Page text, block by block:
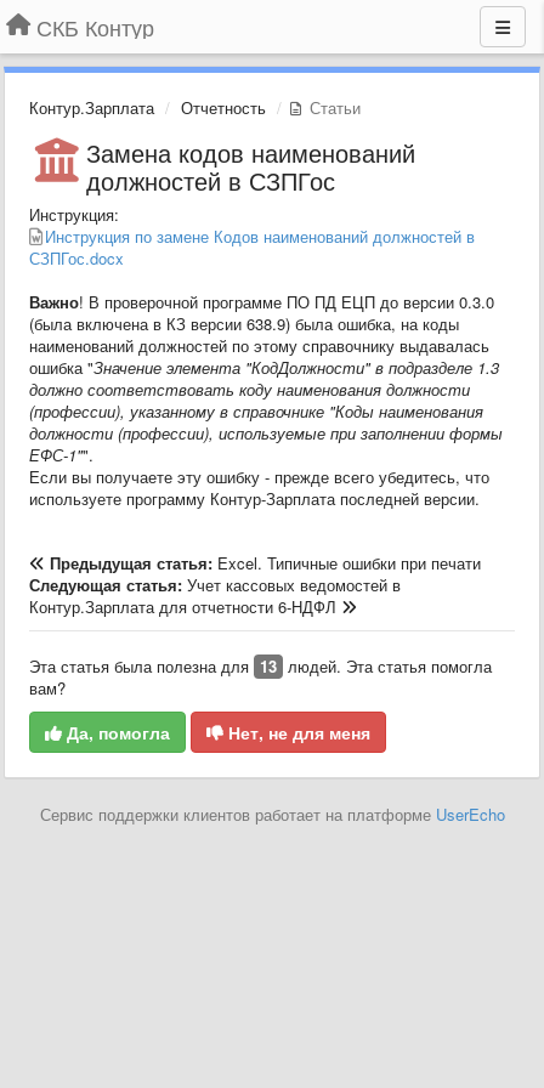
СКБ Контур
Контур.Зарплата Отчетность Статьи
Замена кодов наименований
должностей в СЗПГос
Инструкция:
Инструкция по замене Кодов наименований должностей в
СЗПГос.docx
Важно! В проверочной программе ПО ПД ЕЦП до версии 0.3.0
(была включена в КЗ версии 638.9) была ошибка, на коды
наименований должностей по этому справочнику выдавалась
ошибка "Значение элемента "КодДолжности" в подразделе 1.3
должно соответствовать коду наименования должности
(профессии), указанному в справочнике "Коды наименования
должности (профессии), используемые при заполнении формы
ЕФС-1"".
Если вы получаете эту ошибку - прежде всего убедитесь, что
используете программу Контур-Зарплата последней версии.
Предыдущая статья: Excel. Типичные ошибки при печати
Следующая статья: Учет кассовых ведомостей в
Контур.Зарплата для отчетности 6-НДФЛ
Эта статья была полезна для 13 людей. Эта статья помогла
вам?
Да, помогла Нет, не для меня
Сервис поддержки клиентов работает на платформе UserEcho